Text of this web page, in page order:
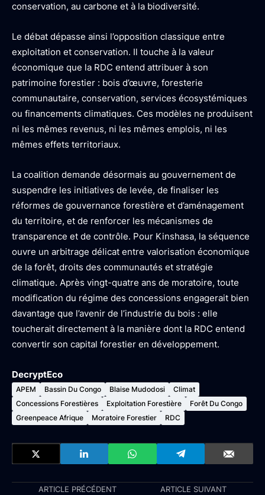
conservation, au carbone et à la biodiversité.
Le débat dépasse ainsi l’opposition classique entre
exploitation et conservation. Il touche à la valeur
économique que la RDC entend attribuer à son
patrimoine forestier : bois d’œuvre, foresterie
communautaire, conservation, services écosystémiques
ou financements climatiques. Ces modèles ne produisent
ni les mêmes revenus, ni les mêmes emplois, ni les
mêmes effets territoriaux.
La coalition demande désormais au gouvernement de
suspendre les initiatives de levée, de finaliser les
réformes de gouvernance forestière et d’aménagement
du territoire, et de renforcer les mécanismes de
transparence et de contrôle. Pour Kinshasa, la séquence
ouvre un arbitrage délicat entre valorisation économique
de la forêt, droits des communautés et stratégie
climatique. Après vingt-quatre ans de moratoire, toute
modification du régime des concessions engagerait bien
davantage que l’avenir de l’industrie du bois : elle
toucherait directement à la manière dont la RDC entend
convertir son capital forestier en développement.
DecryptEco
APEM Bassin Du Congo Blaise Mudodosi
Climat
Concessions Forestières
Exploitation Forestière
Forêt Du Congo
Greenpeace Afrique
Moratoire Forestier RDC
ARTICLE PRÉCÉDENT ARTICLE SUIVANT